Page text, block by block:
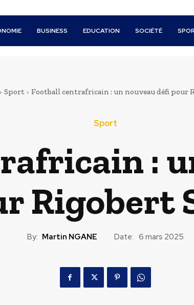
BUSINESS EDUCATION SOCIÉTÉ
Sport Football centrafricain : un nouveau défi pour
Sport
:
Rigobert
By: Martin NGANE Date: 6 mars 2025